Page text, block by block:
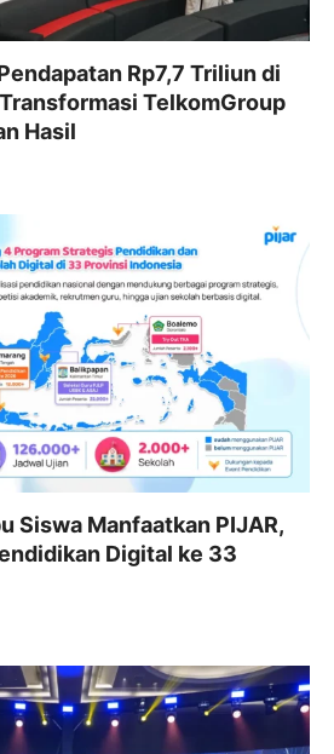
Rp7,7 Triliun di
TelkomGroup
Hasil
Siswa Manfaatkan PIJAR,
Digital ke 33